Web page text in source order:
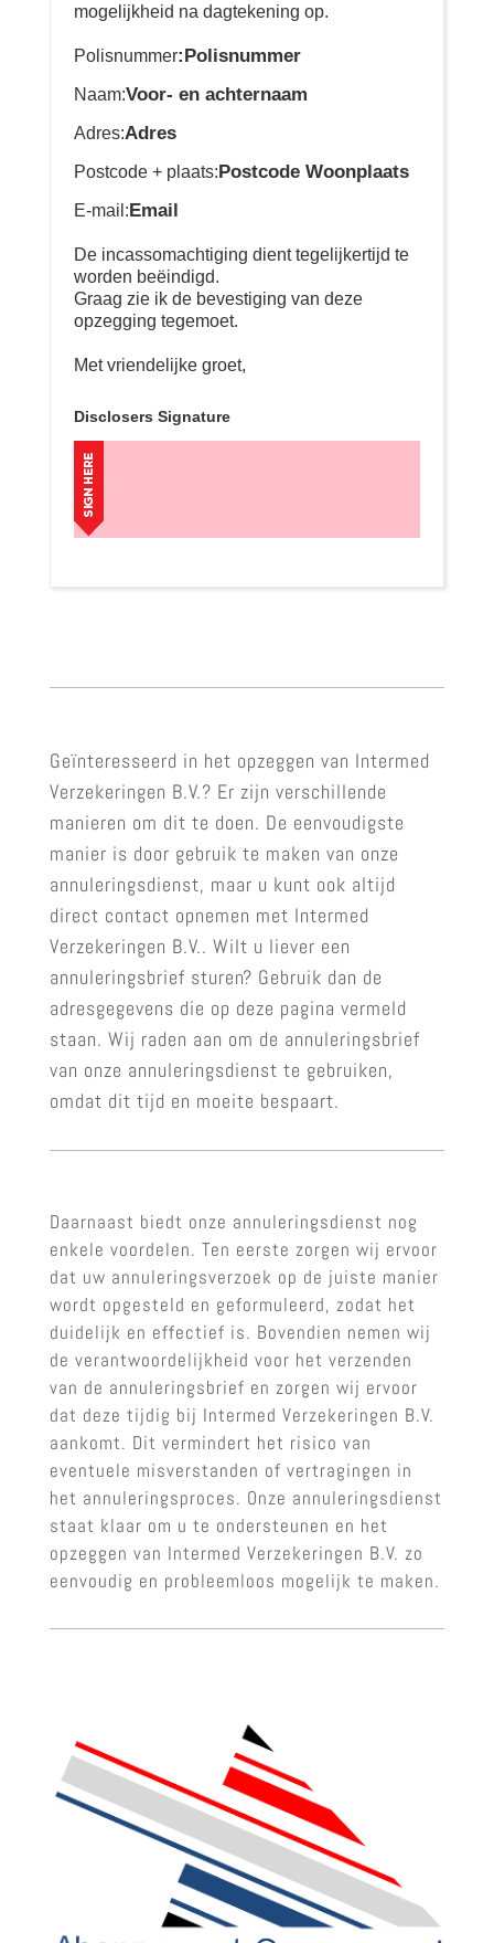
mogelijkheid na dagtekening op.
Polisnummer:Polisnummer
Naam:Voor- en achternaam
Adres:Adres
Postcode + plaats:Postcode Woonplaats
E-mail:Email
De incassomachtiging dient tegelijkertijd te
worden beëindigd.
Graag zie ik de bevestiging van deze
opzegging tegemoet.
Met vriendelijke groet,
Disclosers Signature
Geïnteresseerd in het opzeggen van Intermed
Verzekeringen B.V.? Er zijn verschillende
manieren om dit te doen. De eenvoudigste
manier is door gebruik te maken van onze
annuleringsdienst, maar u kunt ook altijd
direct contact opnemen met Intermed
Verzekeringen B.V.. Wilt u liever een
annuleringsbrief sturen? Gebruik dan de
adresgegevens die op deze pagina vermeld
staan. Wij raden aan om de annuleringsbrief
van onze annuleringsdienst te gebruiken,
omdat dit tijd en moeite bespaart.
Daarnaast biedt onze annuleringsdienst nog
enkele voordelen. Ten eerste zorgen wij ervoor
dat uw annuleringsverzoek op de juiste manier
wordt opgesteld en geformuleerd, zodat het
duidelijk en effectief is. Bovendien nemen wij
de verantwoordelijkheid voor het verzenden
van de annuleringsbrief en zorgen wij ervoor
dat deze tijdig bij Intermed Verzekeringen B.V.
aankomt. Dit vermindert het risico van
eventuele misverstanden of vertragingen in
het annuleringsproces. Onze annuleringsdienst
staat klaar om u te ondersteunen en het
opzeggen van Intermed Verzekeringen B.V. zo
eenvoudig en probleemloos mogelijk te maken.